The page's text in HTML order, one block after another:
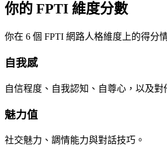
你的 FPTI 維度分數
你在 6 個 FPTI 網路人格維度上的得分
自我感
自信程度、自我認知、自尊心，以及對
魅力值
社交魅力、調情能力與對話技巧。